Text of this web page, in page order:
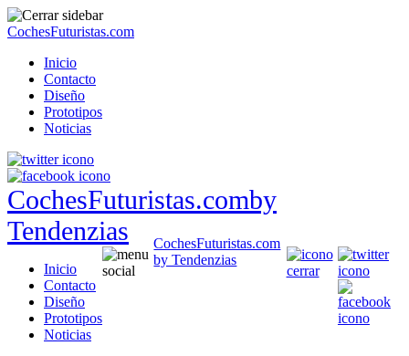
CochesFuturistas.com
Inicio
Contacto
Diseño
Prototipos
Noticias
CochesFuturistas.comby
Tendenzias
Inicio
Contacto
Diseño
Prototipos
Noticias
CochesFuturistas.com
by Tendenzias